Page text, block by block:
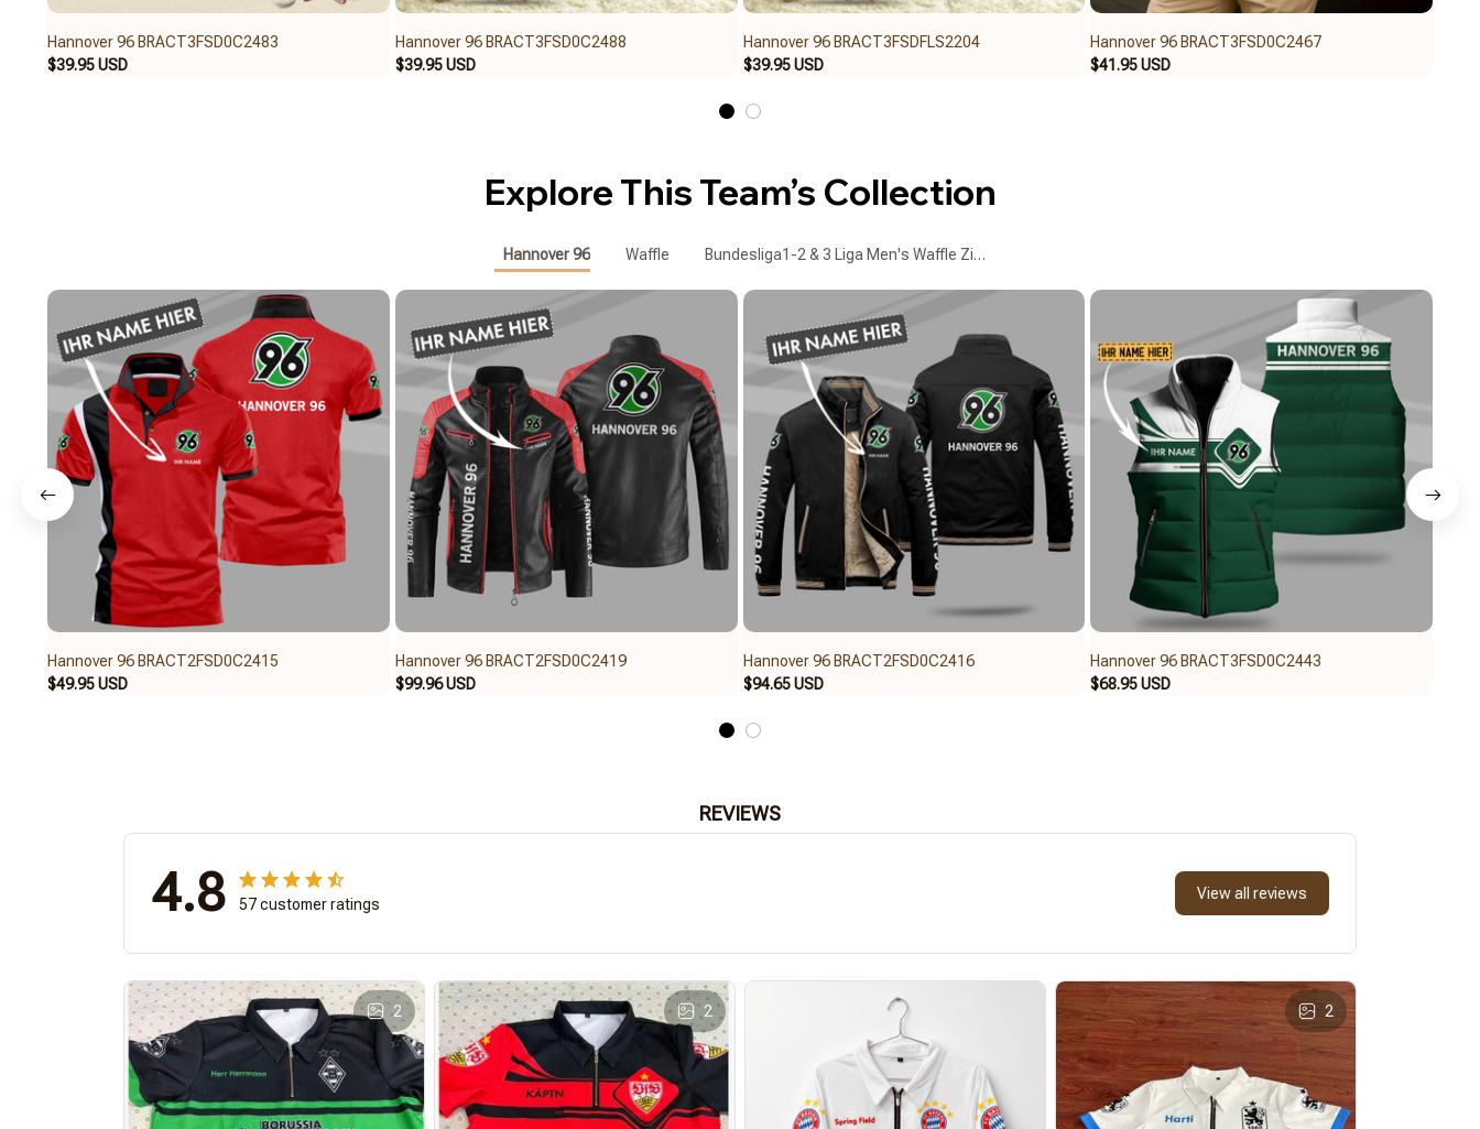
Hannover 96 BRACT3FSD0C2483
$39.95 USD
Hannover 96 BRACT3FSD0C2488
$39.95 USD
Hannover 96 BRACT3FSDFLS2204
$39.95 USD
Hannover 96 BRACT3FSD0C2467
$41.95 USD
Explore This Team’s Collection
Hannover 96 Waffle Bundesliga1-2 & 3 Liga Men's Waffle Zipper Polo
Hannover 96 BRACT2FSD0C2415
$49.95 USD
Hannover 96 BRACT2FSD0C2419
$99.96 USD
Hannover 96 BRACT2FSD0C2416
$94.65 USD
Hannover 96 BRACT3FSD0C2443
$68.95 USD
REVIEWS
4.8 57 customer ratings
View all reviews
2 2 2